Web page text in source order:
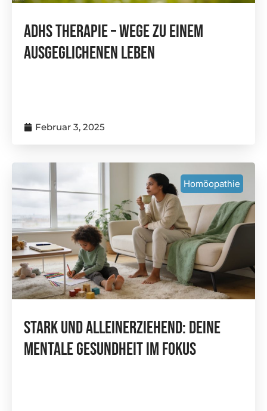
ADHS Therapie – Wege Zu Einem
Ausgeglichenen Leben
Februar 3, 2025
Homöopathie
Stark Und Alleinerziehend: Deine
Mentale Gesundheit Im Fokus